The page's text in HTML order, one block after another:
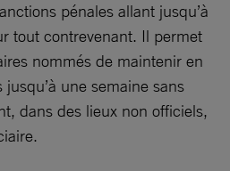
pénales allant jusqu’à
tout contrevenant. Il permet
nommés de maintenir en
une semaine sans
dans des lieux non officiels,